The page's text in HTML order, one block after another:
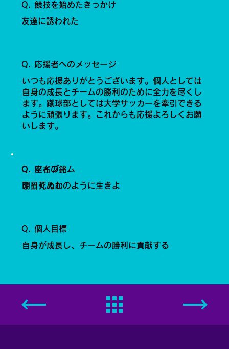
Q. 競技を始めたきっかけ
友達に誘われた
明日死ぬかのように生きよ
Q. 座右の銘
ひゃくえむ
Q. マイブーム
自身が成長し、チームの勝利に貢献する
Q. 個人目標
Q. 応援者へのメッセージ
いつも応援ありがとうございます。個人としては
自身の成長とチームの勝利のために全力を尽くし
ます。蹴球部としては大学サッカーを牽引できる
ように頑張ります。これからも応援よろしくお願
いします。